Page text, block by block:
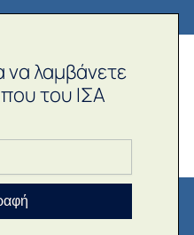
να λαμβάνετε
του ΙΣΑ